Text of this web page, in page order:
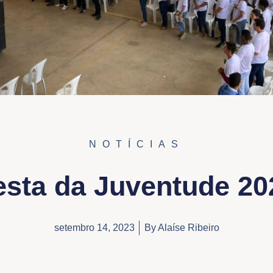
NOTÍCIAS
da Juventude
setembro 14, 2023 ByAlaíse Ribeiro